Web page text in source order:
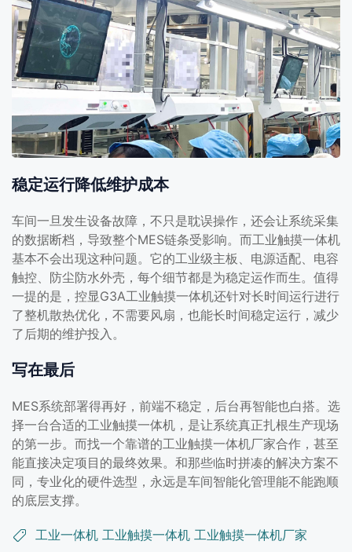
稳定运行降低维护成本
车间一旦发生设备故障，不只是耽误操作，还会让系统采集
的数据断档，导致整个MES链条受影响。而工业触摸一体机
基本不会出现这种问题。它的工业级主板、电源适配、电容
触控、防尘防水外壳，每个细节都是为稳定运作而生。值得
一提的是，控显G3A工业触摸一体机还针对长时间运行进行
了整机散热优化，不需要风扇，也能长时间稳定运行，减少
了后期的维护投入。
写在最后
MES系统部署得再好，前端不稳定，后台再智能也白搭。选
择一台合适的工业触摸一体机，是让系统真正扎根生产现场
的第一步。而找一个靠谱的工业触摸一体机厂家合作，甚至
能直接决定项目的最终效果。和那些临时拼凑的解决方案不
同，专业化的硬件选型，永远是车间智能化管理能不能跑顺
的底层支撑。
工业一体机 工业触摸一体机 工业触摸一体机厂家